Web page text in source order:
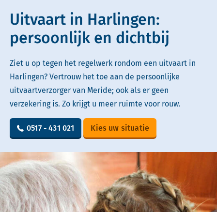
Uitvaart in Harlingen:
persoonlijk en dichtbij
Ziet u op tegen het regelwerk rondom een uitvaart in
Harlingen? Vertrouw het toe aan de persoonlijke
uitvaartverzorger van Meride; ook als er geen
verzekering is. Zo krijgt u meer ruimte voor rouw.
0517 - 431 021 Kies uw situatie